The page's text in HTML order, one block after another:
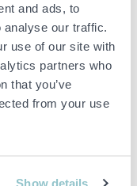
and ads, to
our traffic.
use of our site with
partners who
that you’ve
from your use
Show details
och